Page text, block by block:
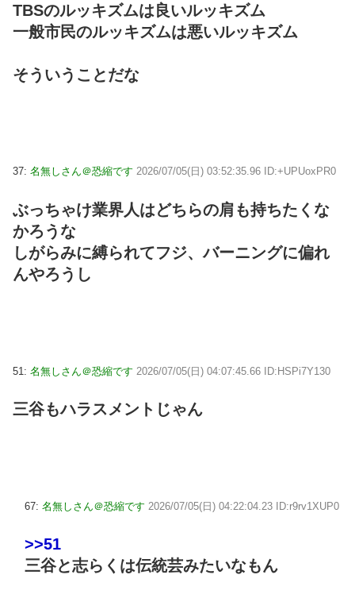
TBSのルッキズムは良いルッキズム
一般市民のルッキズムは悪いルッキズム
そういうことだな
37: 名無しさん＠恐縮です 2026/07/05(日) 03:52:35.96 ID:+UPUoxPR0
ぶっちゃけ業界人はどちらの肩も持ちたくな
かろうな
しがらみに縛られてフジ、バーニングに偏れ
んやろうし
51: 名無しさん＠恐縮です 2026/07/05(日) 04:07:45.66 ID:HSPi7Y130
三谷もハラスメントじゃん
67: 名無しさん＠恐縮です 2026/07/05(日) 04:22:04.23 ID:r9rv1XUP0
>>51
三谷と志らくは伝統芸みたいなもん